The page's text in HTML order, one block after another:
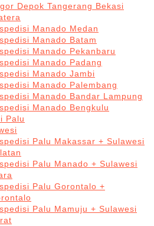
Depok Tangerang Bekasi
Manado Medan
Manado Batam
Manado Pekanbaru
Manado Padang
Manado Jambi
Manado Palembang
Manado Bandar Lampung
Manado Bengkulu
Palu
Palu Makassar + Sulawesi
Palu Manado + Sulawesi
Palu Gorontalo +
Palu Mamuju + Sulawesi